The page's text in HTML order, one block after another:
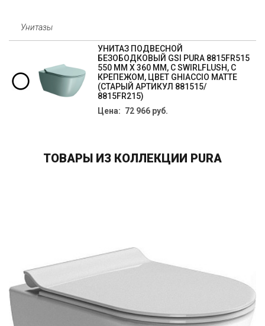
Унитазы
УНИТАЗ ПОДВЕСНОЙ
БЕЗОБОДКОВЫЙ GSI PURA 8815FR515
550 ММ Х 360 ММ, С SWIRLFLUSH, С
КРЕПЕЖОМ, ЦВЕТ GHIACCIO MATTE
(СТАРЫЙ АРТИКУЛ 881515/
8815FR215)
Цена: 72 966 руб.
ТОВАРЫ ИЗ КОЛЛЕКЦИИ PURA